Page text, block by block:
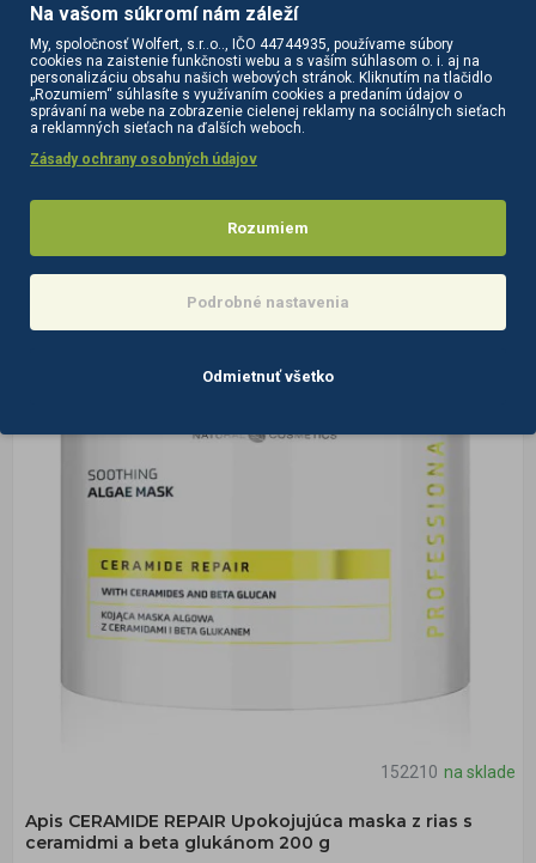
200mlÚČEL: Maska je určená pre všetky typy pleti so známkami
starnutia a únavy, najmä pre sivú pleť ..
17,10€
DO KOŠÍKA
152210 na sklade
Apis CERAMIDE REPAIR Upokojujúca maska z rias s
ceramidmi a beta glukánom 200 g
Na vašom súkromí nám záleží
My, spoločnosť Wolfert, s.r..o.., IČO 44744935, používame súbory
cookies na zaistenie funkčnosti webu a s vaším súhlasom o. i. aj na
personalizáciu obsahu našich webových stránok. Kliknutím na tlačidlo
„Rozumiem“ súhlasíte s využívaním cookies a predaním údajov o
správaní na webe na zobrazenie cielenej reklamy na sociálnych sieťach
a reklamných sieťach na ďalších weboch.
Zásady ochrany osobných údajov
Rozumiem
Podrobné nastavenia
Odmietnuť všetko